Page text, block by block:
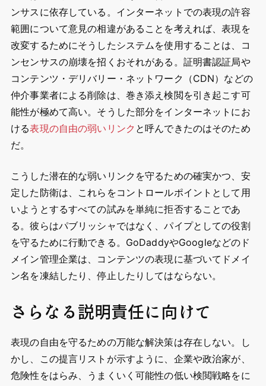
ンサスに依存している。インターネットでの表現の許容
範囲について意見の相違があることを考えれば、表現を
改変するためにそうしたシステムを使用することは、コ
ンセンサスの崩壊を招くおそれがある。証明書認証局や
コンテンツ・デリバリー・ネットワーク（CDN）などの
仲介事業者による削除は、巻き添え検閲を引き起こす可
能性が極めて高い。そうした部分をインターネットにお
ける表現の自由の弱いリンク と呼んできたのはそのため
だ。
こうした潜在的な弱いリンクを守るための確実かつ、安
定した防衛は、これらをコントロールポイントとして用
いようとするすべての試みを単純に拒否することであ
る。彼らはパブリッシャではなく、パイプとしての役割
を守るために行動できる。GoDaddyやGoogleなどのド
メイン管理企業は、コンテンツの表現に基づいてドメイ
ン名を凍結したり、停止したりしてはならない。
さらなる説明責任に向けて
表現の自由を守るための万能な解決策は存在しない。し
かし、この提言リストが示すように、企業や政治家が、
危険性をはらみ、うまくいく可能性の低い検閲戦略をに